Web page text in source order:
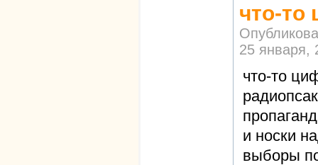
что-то
25 января,
что-то
и носки
выборы